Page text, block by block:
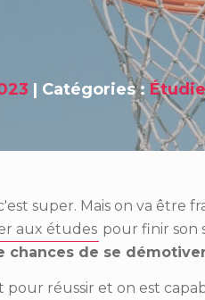
| Catégories :
super. Mais on va être
aux études pour finir son
de se
pour réussir et on est